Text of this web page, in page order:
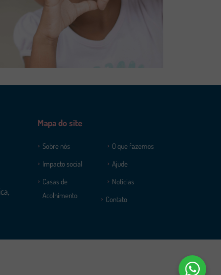
Mapa do site
Sobre nós
O que fazemos
Impacto social
Ajude
Casas de
Acolhimento
Notícias
Contato